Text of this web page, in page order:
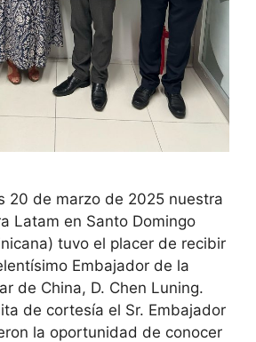
20 de marzo de 2025 nuestra
Latam en Santo Domingo
tuvo el placer de recibir
Embajador de la
de China, D. Chen Luning.
de cortesía el Sr. Embajador
la oportunidad de conocer